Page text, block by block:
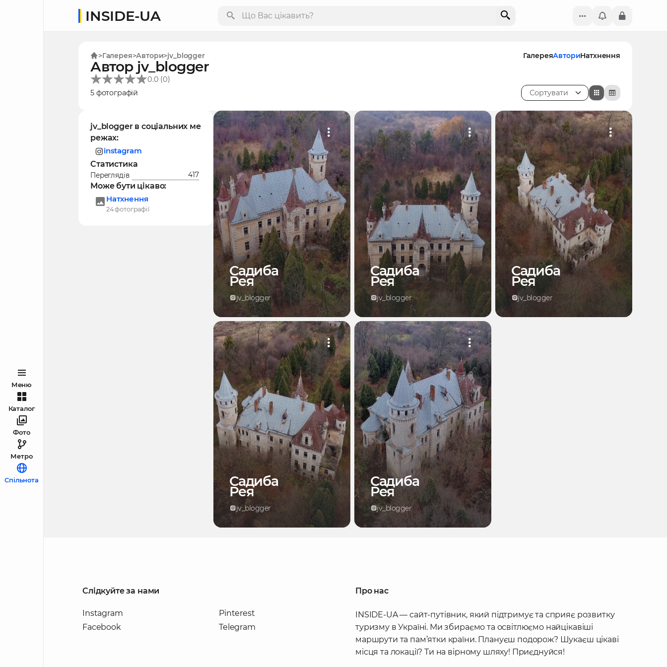
Меню
Каталог
Фото
Метро
Спільнота
INSIDE-UA
Галерея Автори jv_blogger ГалереяАвториНатхнення
Автор jv_blogger
0.0 (0)
5 фотографій
Сортувати
jv_blogger в соціальних ме
режах:
instagram
Статистика
Переглядів 417
Може бути цікаво:
Натхнення
24 фотографії
Садиба
Рея
jv_blogger
Садиба
Рея
jv_blogger
Садиба
Рея
jv_blogger
Садиба
Рея
jv_blogger
Садиба
Рея
jv_blogger
Слідкуйте за нами
Instagram
Facebook
Pinterest
Telegram
Про нас
INSIDE-UA — сайт-путівник, який підтримує та сприяє розвитку
туризму в Україні. Ми збираємо та освітлюємо найцікавіші
маршрути та пам’ятки країни. Плануєш подорож? Шукаєш цікаві
місця та локації? Ти на вірному шляху! Приєднуйся!